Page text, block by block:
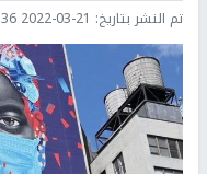
تم النشر بتاريخ: 2022-03-21 18:36